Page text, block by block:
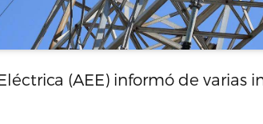
(AEE) informó de varias